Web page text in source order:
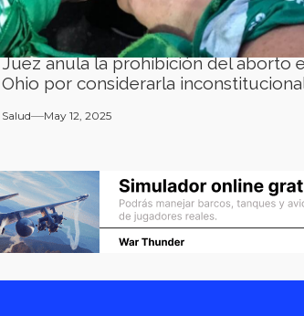
Juez anula la prohibición del aborto
Ohio por considerarla
Salud May 12, 2025